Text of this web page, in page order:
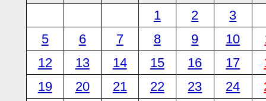
1
2
3
5
6 7 8 9 10
12
13 14 15 16 17
19
20 21 22 23 24